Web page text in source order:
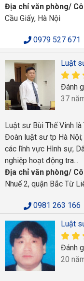
Địa chỉ văn phòng/
Cầu Giấy, Hà Nội
0979 527 671
Luật
Đánh
37
Luật sư Bùi Thế Vinh
Đoàn luật sư tp Hà
các lĩnh vực Hình sự,
nghiệp hoạt động tra...
Địa chỉ văn phòng/
Nhuế 2, quận Bắc Từ
0981 263 166
Luật
Đánh
20